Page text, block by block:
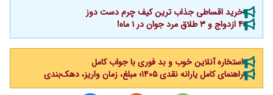
خرید اقساطی جذاب ترین کیف چرم دست دوز
4 ازدواج و 3 طلاق مرد جوان در 1 ماه!
استخاره آنلاین خوب و بد فوری با جواب کامل
راهنمای کامل یارانه نقدی ۱۴۰۵؛ مبلغ، زمان واریز، دهک‌بندی